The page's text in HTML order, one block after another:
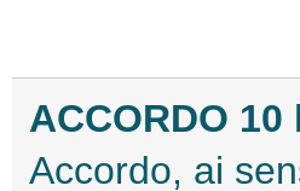
ACCORDO
Accordo, ai